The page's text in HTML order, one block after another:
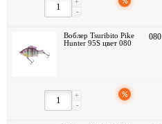
-
+
Воблер Tsuribito Pike
Hunter 95S цвет 080
080
-
+ %